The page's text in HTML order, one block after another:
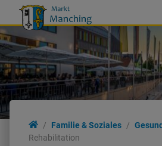
Familie &
Familie & Soziales
Rehabilitation